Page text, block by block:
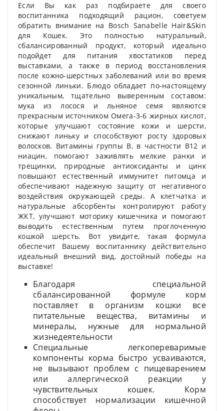
Если Вы как раз подбираете для своего
воспитанника подходящий рацион, советуем
обратить внимание на Bosch Sanabelle Hair&Skin
для Кошек. Это полностью натуральный,
сбалансированный продукт, который идеально
подойдет для питания хвостатиков перед
выставками, а также в период восстановления
после кожно-шерстных заболеваний или во время
сезонной линьки. Блюдо обладает по-настоящему
уникальным, тщательно выверенным составом:
мука из лосося и льняное семя являются
прекрасным источником Омега-3-6 жирных кислот,
которые улучшают состояние кожи и шерсти,
снижают линьку и способствуют росту здоровых
волосков. Витамины группы В, в частности В12 и
ниацин, помогают заживлять мелкие ранки и
трещинки, природные антиоксиданты и цинк
повышают естественный иммунитет питомца и
обеспечивают надежную защиту от негативного
воздействия окружающей среды. А клетчатка и
натуральные абсорбенты контролируют работу
ЖКТ, улучшают моторику кишечника и помогают
выводить естественным путем проглоченную
кошкой шерсть. Вот увидите, такая формула
обеспечит Вашему воспитаннику действительно
идеальный внешний вид, достойный победы на
выставке!
Благодаря специальной
сбалансированной формуле корм
поставляет в организм кошки все
питательные вещества, витамины и
минералы, нужные для нормальной
жизнедеятельности
Специальные легкопереваримые
компоненты корма быстро усваиваются,
не вызывают проблем с пищеварением
или аллергической реакции у
чувствительных кошек. Корм
способствует нормализации кишечной